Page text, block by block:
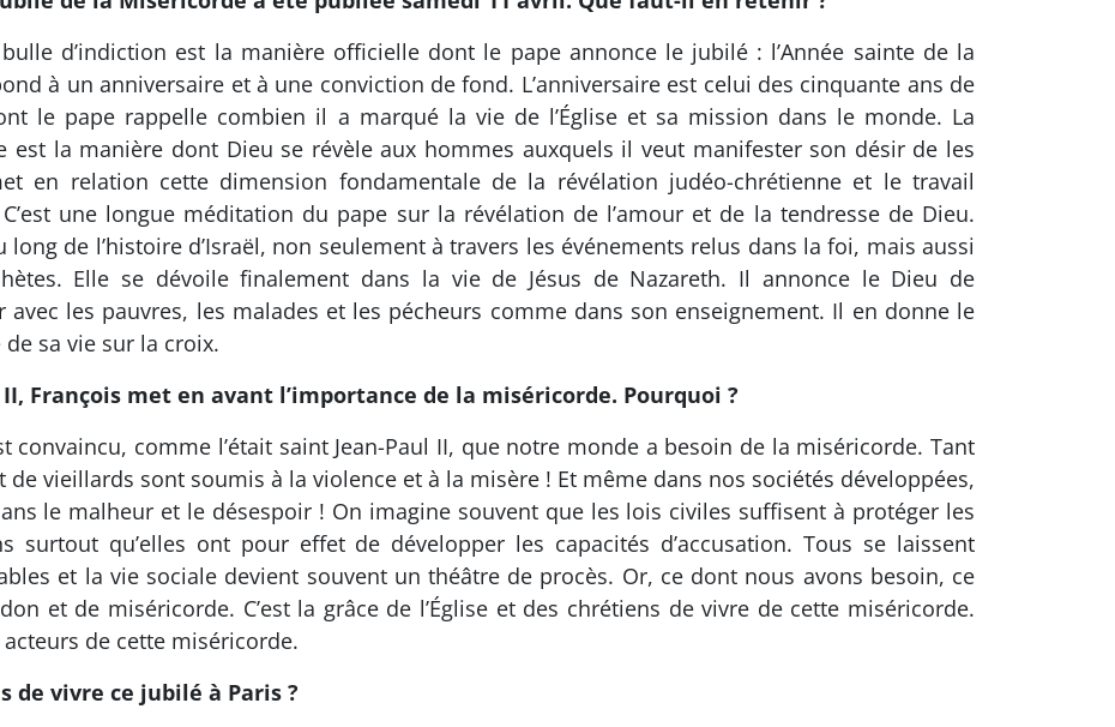
d’indiction est la manière officielle dont le pape annonce le jubilé : l’Année sainte de la
à un anniversaire et à une conviction de fond. L’anniversaire est celui des cinquante ans de
le pape rappelle combien il a marqué la vie de l’Église et sa mission dans le monde. La
est la manière dont Dieu se révèle aux hommes auxquels il veut manifester son désir de les
en relation cette dimension fondamentale de la révélation judéo-chrétienne et le travail
une longue méditation du pape sur la révélation de l’amour et de la tendresse de Dieu.
de l’histoire d’Israël, non seulement à travers les événements relus dans la foi, mais aussi
Elle se dévoile finalement dans la vie de Jésus de Nazareth. Il annonce le Dieu de
avec les pauvres, les malades et les pécheurs comme dans son enseignement. Il en donne le
sa vie sur la croix.
II, François met en avant l’importance de la miséricorde. Pourquoi ?
convaincu, comme l’était saint Jean-Paul II, que notre monde a besoin de la miséricorde. Tant
de vieillards sont soumis à la violence et à la misère ! Et même dans nos sociétés développées,
le malheur et le désespoir ! On imagine souvent que les lois civiles suffisent à protéger les
surtout qu’elles ont pour effet de développer les capacités d’accusation. Tous se laissent
et la vie sociale devient souvent un théâtre de procès. Or, ce dont nous avons besoin, ce
et de miséricorde. C’est la grâce de l’Église et des chrétiens de vivre de cette miséricorde.
acteurs de cette miséricorde.
de vivre ce jubilé à Paris ?